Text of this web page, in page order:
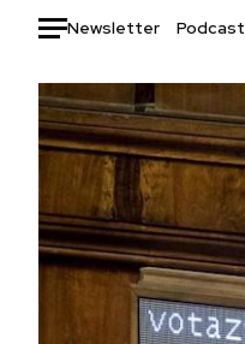
Newsletter Podcast
HOME
Italia
Mondo
Politica
Tecnologia